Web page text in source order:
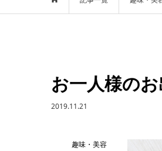
お一人様の
2019.11.21
趣味・美容